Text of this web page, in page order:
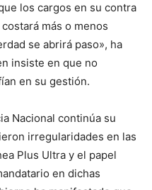
los cargos en su contra
más o menos
se abrirá paso», ha
insiste en que no
en su gestión.
Nacional continúa su
irregularidades en las
Plus Ultra y el papel
en dichas